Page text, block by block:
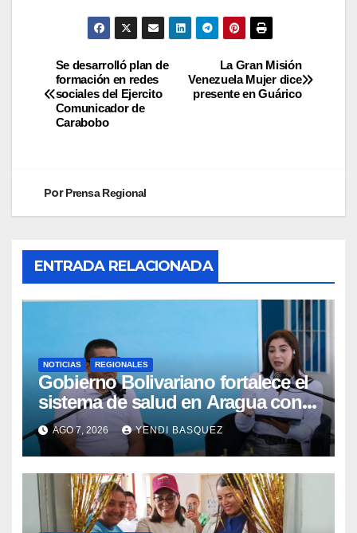
La Gran Misión
Venezuela Mujer dice
presente en Guárico
Se desarrolló plan de
formación en redes
sociales del Ejercito
Comunicador de
Carabobo
PorPrensa Regional
ENTRADA RELACIONADA
NOTICIAS REGIONALES
Gobierno Bolivariano fortalece el
sistema de salud en Aragua con
la reinauguración del CDI La Mora
AGO 7, 2026 YENDI BASQUEZ